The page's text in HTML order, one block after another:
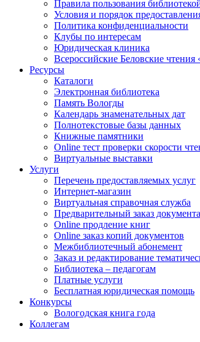
Правила пользования
Условия и порядок
Политика конфиденциальности
Клубы по интересам
Юридическая клиника
Всероссийские Беловские чтения
Ресурсы
Каталоги
Электронная библиотека
Память Вологды
Календарь знаменательных дат
Полнотекстовые базы данных
Книжные памятники
Online тест проверки скорости
Виртуальные выставки
Услуги
Перечень предоставляемых услуг
Интернет-магазин
Виртуальная справочная служба
Предварительный заказ документа
Online продление книг
Online заказ копий документов
Межбиблиотечный абонемент
Заказ и редактирование
Библиотека – педагогам
Платные услуги
Бесплатная юридическая помощь
Конкурсы
Вологодская книга года
Коллегам